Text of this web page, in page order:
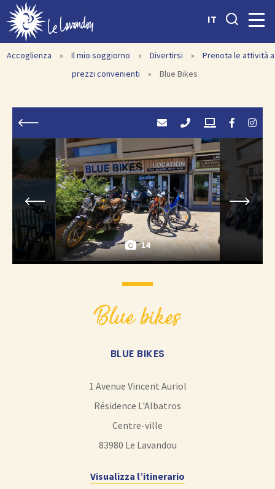
IT
Accoglienza » Il mio soggiorno » Divertirsi »
Prenota le attività a
prezzi convenienti
» Blue Bikes
14
blue bikes
BLUE BIKES
1 Avenue Vincent Auriol
Résidence L'Albatros
Centre-ville
83980 Le Lavandou
Visualizza l’itinerario